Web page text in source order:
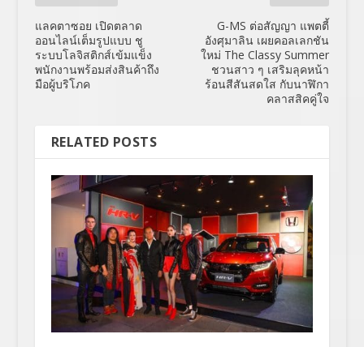
แลคตาซอย เปิดตลาด
ออนไลน์เต็มรูปแบบ ชู
ระบบโลจิสติกส์เข้มแข็ง
พนักงานพร้อมส่งสินค้าถึง
มือผู้บริโภค
G-MS ต่อสัญญา แพตตี้
อังศุมาลิน เผยคอลเลกชัน
ใหม่ The Classy Summer
ชวนสาว ๆ เสริมลุคหน้า
ร้อนสีสันสดใส กับนาฬิกา
คลาสสิคคู่ใจ
RELATED POSTS